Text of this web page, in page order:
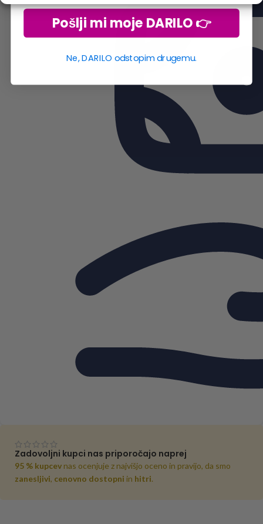
Zadovoljni kupci nas priporočajo naprej
95 % kupcev nas ocenjuje z najvišjo oceno in pravijo, da smo
zanesljivi, cenovno dostopni in hitri.
Pošlji mi moje DARILO 👉
Ne, DARILO odstopim drugemu.